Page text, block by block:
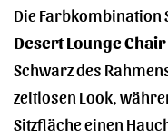
Die Farbkombination
Desert Lounge Chair
Schwarz des
zeitlosen Look,
Sitzfläche einen